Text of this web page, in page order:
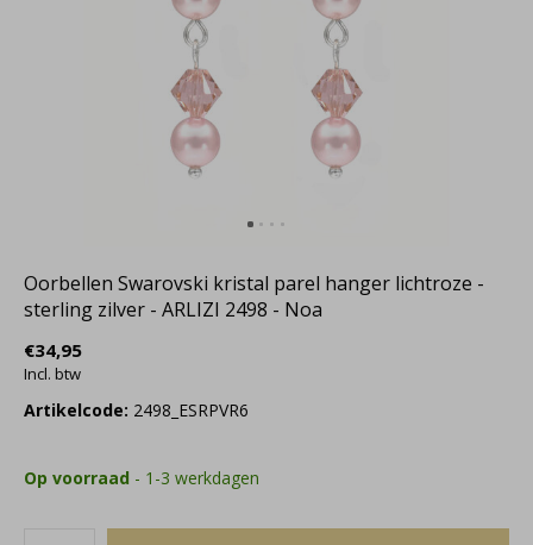
Oorbellen Swarovski kristal parel hanger lichtroze -
sterling zilver - ARLIZI 2498 - Noa
€34,95
Incl. btw
Artikelcode: 2498_ESRPVR6
Op voorraad - 1-3 werkdagen